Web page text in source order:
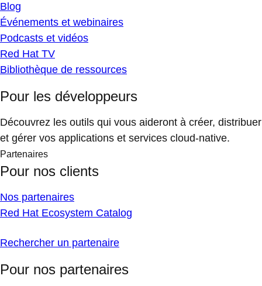
Blog
Événements et webinaires
Podcasts et vidéos
Red Hat TV
Bibliothèque de ressources
Pour les développeurs
Découvrez les outils qui vous aideront à créer, distribuer
et gérer vos applications et services cloud-native.
Partenaires
Pour nos clients
Nos partenaires
Red Hat Ecosystem Catalog
Rechercher un partenaire
Pour nos partenaires